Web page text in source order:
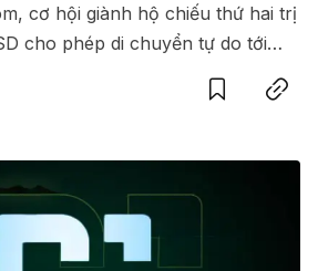
cơ hội giành hộ chiếu thứ hai trị
cho phép di chuyển tự do tới
cần visa.
SaveCopy link